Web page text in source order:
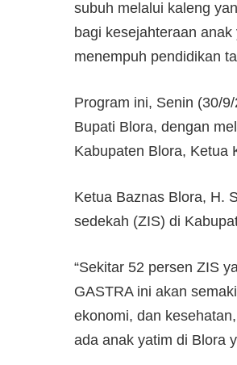
subuh melalui kaleng
bagi kesejahteraan anak
menempuh pendidikan
Program ini, Senin (30/
Bupati Blora, dengan
Kabupaten Blora, Ketua
Ketua Baznas Blora, H.
sedekah (ZIS) di
“Sekitar 52 persen ZIS
GASTRA ini akan
ekonomi, dan
ada anak yatim di Blora